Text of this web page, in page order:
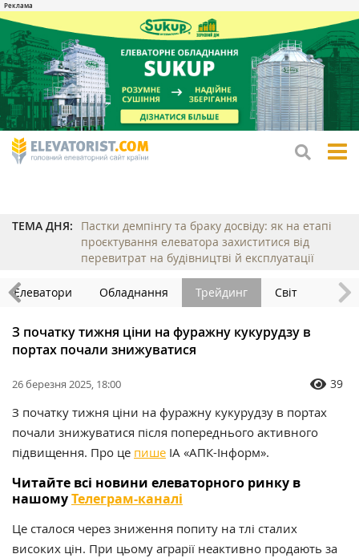
ТЕМА ДНЯ:
Пастки демпінгу та браку досвіду: як на етапі
проєктування елеватора захиститися від
перевитрат на будівництві й експлуатації
Елеватори Обладнання Трейдинг Світ
З початку тижня ціни на фуражну кукурудзу в
портах почали знижуватися
26 березня 2025, 18:00 39
З початку тижня ціни на фуражну кукурудзу в портах
почали знижуватися після попереднього активного
підвищення. Про це пише ІА «АПК-Інформ».
Читайте всі новини елеваторного ринку в
нашомуТелеграм-каналі
Це сталося через зниження попиту на тлі сталих
високих цін. При цьому аграрії неактивно продають за